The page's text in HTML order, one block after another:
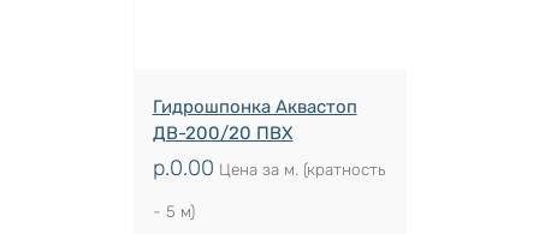
Гидрошпонка Аквастоп
ДВ-200/20 ПВХ
р.0.00 Цена за м. (кратность
- 5 м)